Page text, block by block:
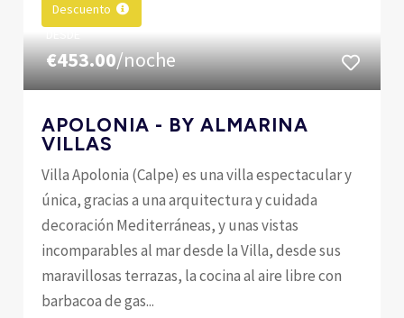
Descuento
€453.00/noche
APOLONIA - BY ALMARINA
VILLAS
Villa Apolonia (Calpe) es una villa espectacular y
única, gracias a una arquitectura y cuidada
decoración Mediterráneas, y unas vistas
incomparables al mar desde la Villa, desde sus
maravillosas terrazas, la cocina al aire libre con
barbacoa de gas...